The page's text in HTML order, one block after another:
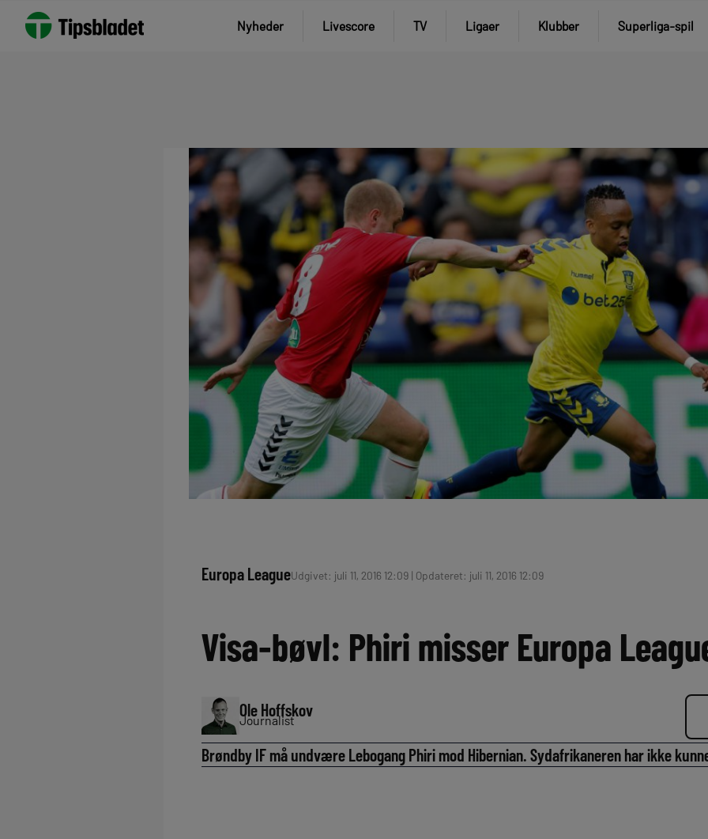
Nyheder Livescore TV Ligaer Klubber Superliga-spil
Europa LeagueUdgivet: juli 11, 2016 12:09 | Opdateret: juli 11, 2016 12:09
Visa-bøvl: Phiri misser Europa
Ole Hoffskov
Journalist
Brøndby IF må undvære Lebogang Phiri mod Hibernian. Sydafrikaneren har ikke